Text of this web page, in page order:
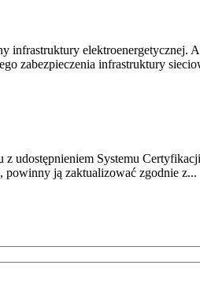
infrastruktury elektroenergetycznej.
zabezpieczenia infrastruktury
udostępnieniem Systemu
ją zaktualizować zgodnie z...